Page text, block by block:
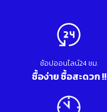
ช้อปออนไลน์24 ชม.
ซื้อง่าย ซื้อสะดวก !!